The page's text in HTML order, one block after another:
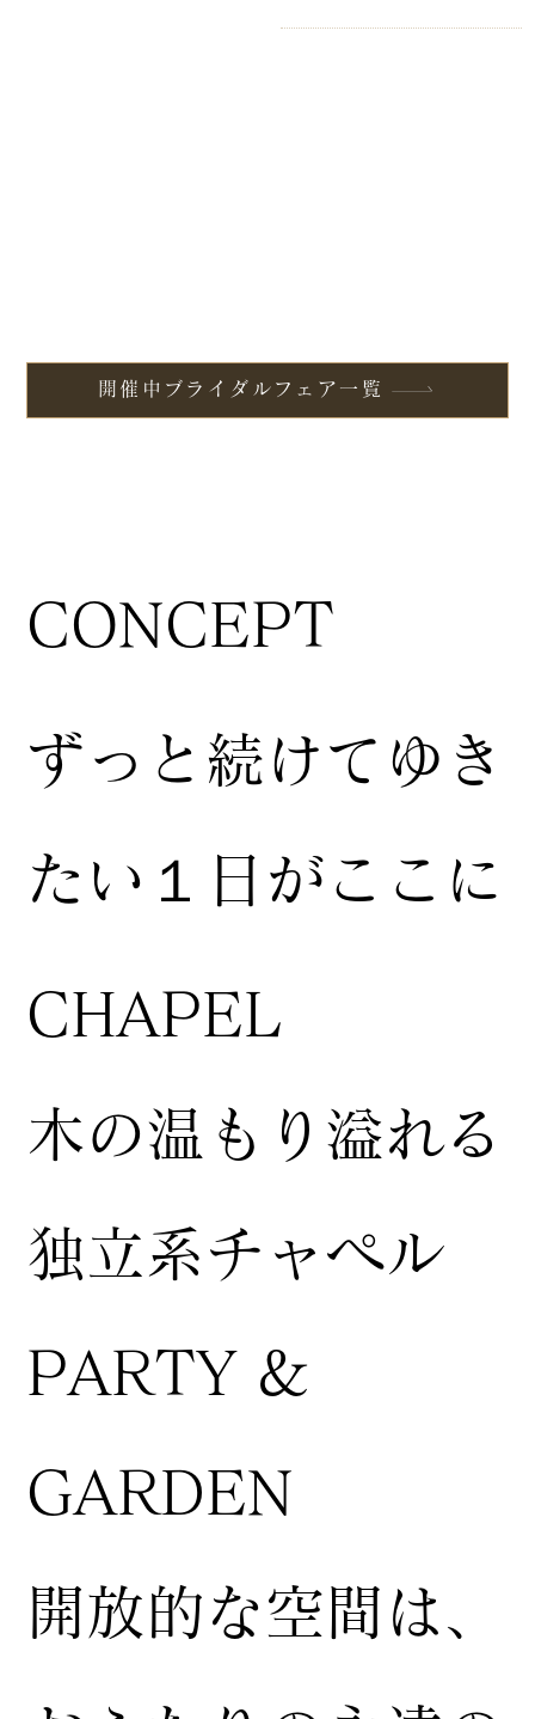
CONCEPT
ずっと続けてゆき
たい１日がここに
CHAPEL
木の温もり溢れる
独立系チャペル
PARTY &
GARDEN
開放的な空間は、
開催中ブライダルフェア一覧